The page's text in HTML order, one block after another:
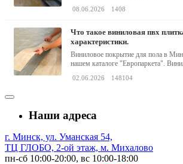
08.06.2026 1408
что такое виниловая пвх плитка? описание,
характеристики.
Виниловое покрытие для пола в
нашем каталоге "Европаркета".
02.06.2026 148104
Наши адреса
г. Минск, ул. Уманская 54,
ТЦ ГЛОБО, 2-ой этаж, м. Михалово
пн-сб 10:00-20:00, вс 10:00-18:00